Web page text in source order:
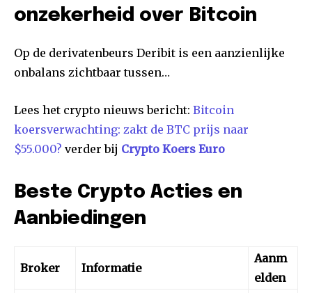
onzekerheid over Bitcoin
Op de derivatenbeurs Deribit is een aanzienlijke
onbalans zichtbaar tussen…
Lees het crypto nieuws bericht: Bitcoin
koersverwachting: zakt de BTC prijs naar
$55.000? verder bij Crypto Koers Euro
Beste Crypto Acties en
Aanbiedingen
Broker Informatie
Aanm
elden